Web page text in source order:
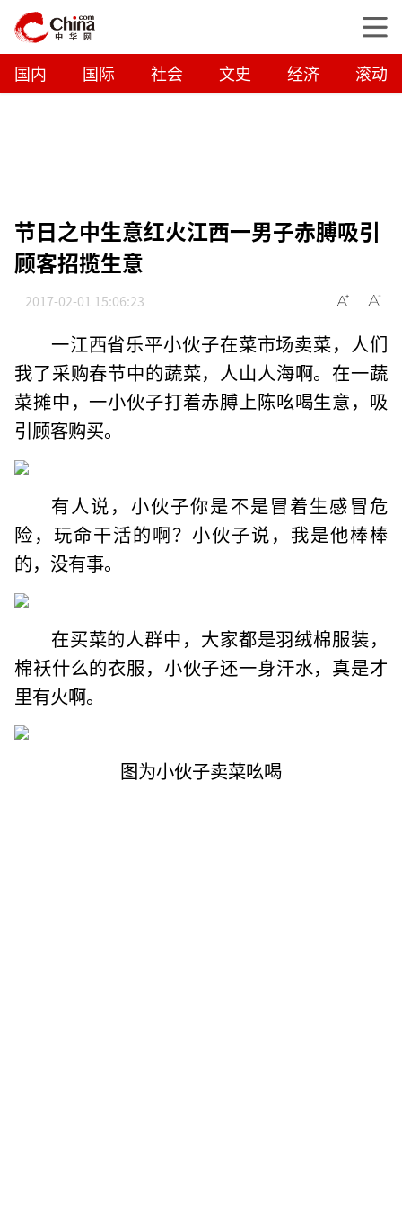
国内 国际 社会 文史 经济 滚动
节日之中生意红火江西一男子赤膊吸引
顾客招揽生意
2017-02-01 15:06:23
一江西省乐平小伙子在菜市场卖菜，人们
我了采购春节中的蔬菜，人山人海啊。在一蔬
菜摊中，一小伙子打着赤膊上陈吆喝生意，吸
引顾客购买。
有人说，小伙子你是不是冒着生感冒危
险，玩命干活的啊？小伙子说，我是他棒棒
的，没有事。
在买菜的人群中，大家都是羽绒棉服装，
棉袄什么的衣服，小伙子还一身汗水，真是才
里有火啊。
图为小伙子卖菜吆喝